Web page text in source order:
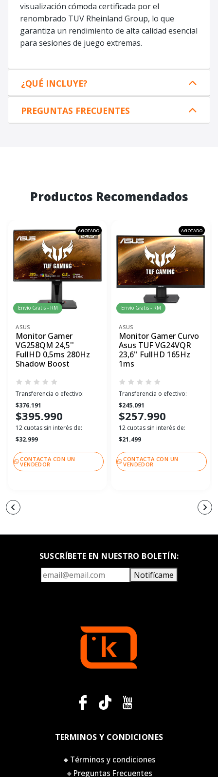
visualización cómoda certificada por el
renombrado TUV Rheinland Group, lo que
garantiza un rendimiento de alta calidad esencial
para sesiones de juego extremas.
¿QUÉ INCLUYE?
PREGUNTAS FRECUENTES
Productos Recomendados
AGOTADO
Envío Gratis - RM
ASUS
Monitor Gamer
VG258QM 24,5''
FullHD 0,5ms 280Hz
Shadow Boost
Transferencia o efectivo:
$376.191
$395.990
12 cuotas sin interés de:
$32.999
CONTACTA CON UN
VENDEDOR
AGOTADO
Envío Gratis - RM
ASUS
Monitor Gamer Curvo
Asus TUF VG24VQR
23,6'' FullHD 165Hz
1ms
Transferencia o efectivo:
$245.091
$257.990
12 cuotas sin interés de:
$21.499
CONTACTA CON UN
VENDEDOR
SUSCRÍBETE EN NUESTRO BOLETÍN:
Notifícame
TERMINOS Y CONDICIONES
🔸Términos y condiciones
🔸Preguntas Frecuentes